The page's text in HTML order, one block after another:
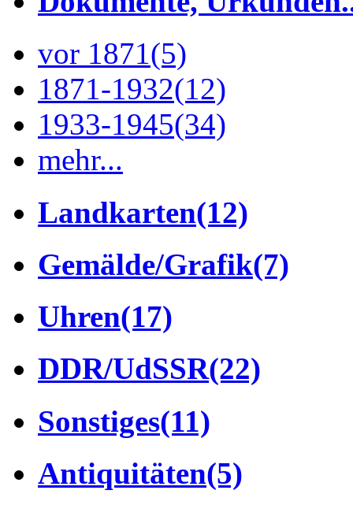
vor 1871(5)
1871-1932(12)
1933-1945(34)
mehr...
Landkarten(12)
Gemälde/Grafik(7)
Uhren(17)
DDR/UdSSR(22)
Sonstiges(11)
Antiquitäten(5)